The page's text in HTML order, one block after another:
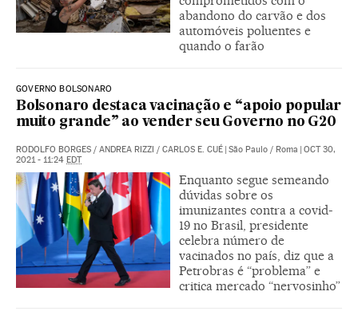
abandono do carvão e dos
automóveis poluentes e
quando o farão
GOVERNO BOLSONARO
Bolsonaro destaca vacinação e “apoio popular
muito grande” ao vender seu Governo no G20
RODOLFO BORGES / ANDREA RIZZI / CARLOS E. CUÉ | São Paulo / Roma | OCT 30,
2021 - 11:24 EDT
Enquanto segue semeando
dúvidas sobre os
imunizantes contra a covid-
19 no Brasil, presidente
celebra número de
vacinados no país, diz que a
Petrobras é “problema” e
critica mercado “nervosinho”